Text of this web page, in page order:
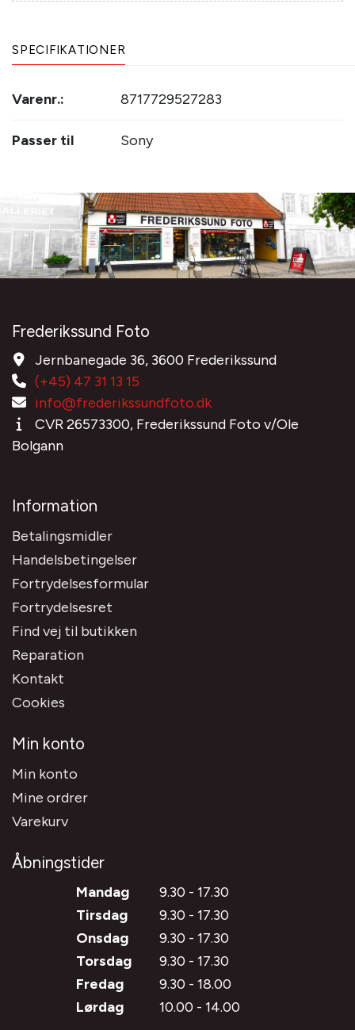
SPECIFIKATIONER
Varenr.: 8717729527283
Passer til Sony
Frederikssund Foto
Jernbanegade 36, 3600 Frederikssund
(+45) 47 31 13 15
info@frederikssundfoto.dk
CVR 26573300, Frederikssund Foto v/Ole
Bolgann
Information
Betalingsmidler
Handelsbetingelser
Fortrydelsesformular
Fortrydelsesret
Find vej til butikken
Reparation
Kontakt
Cookies
Min konto
Min konto
Mine ordrer
Varekurv
Åbningstider
Mandag
9.30 - 17.30
Tirsdag
9.30 - 17.30
Onsdag
9.30 - 17.30
Torsdag
9.30 - 17.30
Fredag
9.30 - 18.00
Lørdag
10.00 - 14.00